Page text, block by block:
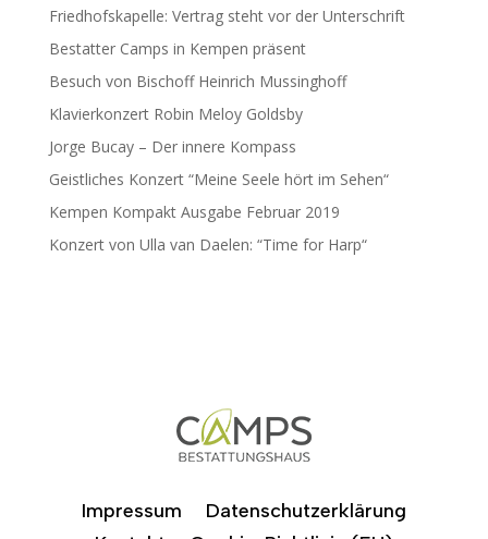
Friedhofskapelle: Vertrag steht vor der Unterschrift
Bestatter Camps in Kempen präsent
Besuch von Bischoff Heinrich Mussinghoff
Klavierkonzert Robin Meloy Goldsby
Jorge Bucay – Der innere Kompass
Geistliches Konzert “Meine Seele hört im Sehen“
Kempen Kompakt Ausgabe Februar 2019
Konzert von Ulla van Daelen: “Time for Harp“
Impressum
Datenschutzerklärung